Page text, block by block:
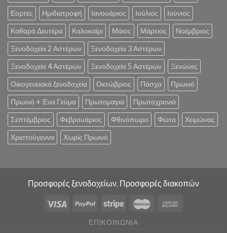
Εορτές Ημιδιατροφή Ιανουάριος Ιούλιος Ιούνιος
Καθαρά Δευτέρα Καλοκαίρι Μάιος Μάρτιος Νοέμβριος
Ξενοδοχεία 2 Αστέρων Ξενοδοχεία 3 Αστέρων
Ξενοδοχεία 4 Αστέρων Ξενοδοχεία 5 Αστέρων Ξενώνες
Οικογενειακά ξενοδοχεία Οκτώβριος Πάσχα Πρωινό
Πρωινό + Ένα Γεύμα Πρωτομαγιά Πρωτοχρονιά
Σεπτέμβριος Φεβρουάριος Φθινόπωρο Φώτα Χειμώνας
Χριστούγεννα Χωρίς Πρωινό
Προσφορές ξενοδοχείων, Προσφορές διακοπών
ΕΠΙΚΟΙΝΩΝΊΑ